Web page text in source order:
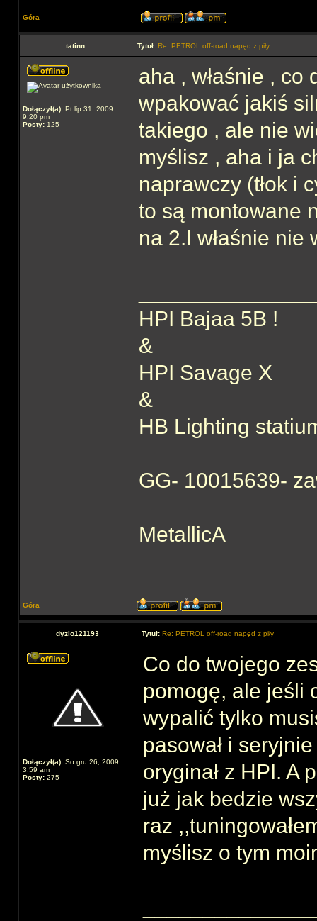
Góra
tatinn Tytuł: Re: PETROL off-road napęd z piły
Dołączył(a): Pt lip 31, 2009
9:20 pm
Posty: 125
aha , właśnie , co
wpakować jakiś
takiego , ale nie
myślisz , aha i ja
naprawczy (tłok i
to są montowane
na 2.I właśnie nie
HPI Bajaa 5B !
&
HPI Savage X
&
HB Lighting
GG- 10015639-
MetallicA
Góra
dyzio121193 Tytuł: Re: PETROL off-road napęd z piły
Dołączył(a): So gru 26, 2009
3:59 am
Posty: 275
Co do twojego
pomogę, ale jeśli
wypalić tylko
pasował i
oryginał z HPI. A
już jak bedzie
raz
myślisz o tym